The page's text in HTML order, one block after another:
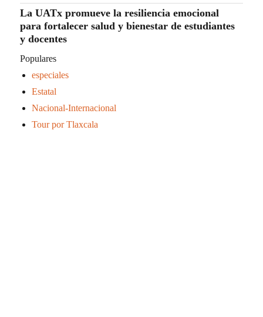
La UATx promueve la resiliencia emocional
para fortalecer salud y bienestar de estudiantes
y docentes
Populares
especiales
Estatal
Nacional-Internacional
Tour por Tlaxcala